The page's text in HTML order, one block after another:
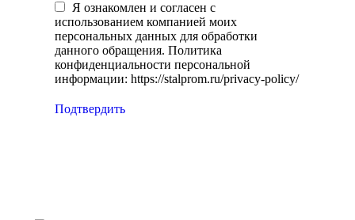
Я ознакомлен и согласен с
использованием компанией моих
персональных данных для обработки
данного обращения. Политика
конфиденциальности персональной
информации: https://stalprom.ru/privacy-policy/
Подтвердить